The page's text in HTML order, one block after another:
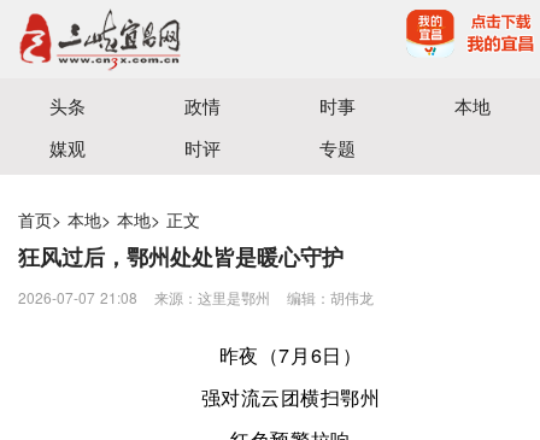
宜昌三峡融媒体中心主办
头条 政情 时事
本地
媒观
时评 专题
首页> 本地> 本地> 正文
狂风过后，鄂州处处皆是暖心守护
2026-07-07 21:08 来源：​这里是鄂州 编辑：胡伟龙
昨夜（7月6日）
强对流云团横扫鄂州